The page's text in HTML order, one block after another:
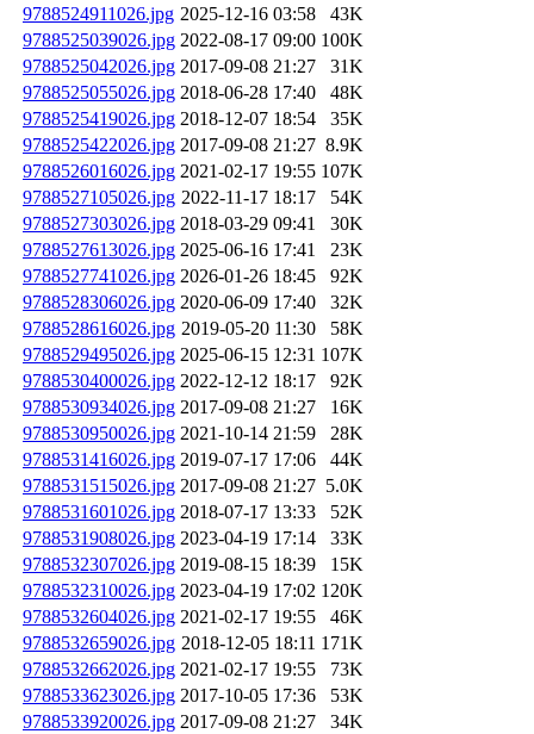
9788524911026.jpg 2025-12-16 03:58
43K
9788525039026.jpg 2022-08-17 09:00 100K
9788525042026.jpg 2017-09-08 21:27
31K
9788525055026.jpg 2018-06-28 17:40
48K
9788525419026.jpg 2018-12-07 18:54
35K
9788525422026.jpg 2017-09-08 21:27 8.9K
9788526016026.jpg 2021-02-17 19:55 107K
9788527105026.jpg 2022-11-17 18:17
54K
9788527303026.jpg 2018-03-29 09:41
30K
9788527613026.jpg 2025-06-16 17:41
23K
9788527741026.jpg 2026-01-26 18:45
92K
9788528306026.jpg 2020-06-09 17:40
32K
9788528616026.jpg 2019-05-20 11:30
58K
9788529495026.jpg 2025-06-15 12:31 107K
9788530400026.jpg 2022-12-12 18:17
92K
9788530934026.jpg 2017-09-08 21:27
16K
9788530950026.jpg 2021-10-14 21:59
28K
9788531416026.jpg 2019-07-17 17:06
44K
9788531515026.jpg 2017-09-08 21:27 5.0K
9788531601026.jpg 2018-07-17 13:33
52K
9788531908026.jpg 2023-04-19 17:14
33K
9788532307026.jpg 2019-08-15 18:39
15K
9788532310026.jpg 2023-04-19 17:02 120K
9788532604026.jpg 2021-02-17 19:55
46K
9788532659026.jpg 2018-12-05 18:11 171K
9788532662026.jpg 2021-02-17 19:55
73K
9788533623026.jpg 2017-10-05 17:36
53K
9788533920026.jpg 2017-09-08 21:27
34K